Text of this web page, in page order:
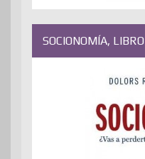
SOCIONOMÍA, LIBRO